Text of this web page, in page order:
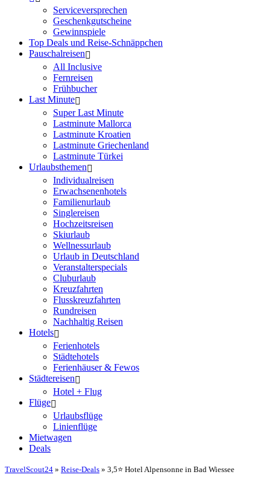
Serviceversprechen
Geschenkgutscheine
Gewinnspiele
Top Deals und Reise-Schnäppchen
Pauschalreisen
All Inclusive
Fernreisen
Frühbucher
Last Minute
Super Last Minute
Lastminute Mallorca
Lastminute Kroatien
Lastminute Griechenland
Lastminute Türkei
Urlaubsthemen
Individualreisen
Erwachsenenhotels
Familienurlaub
Singlereisen
Hochzeitsreisen
Skiurlaub
Wellnessurlaub
Urlaub in Deutschland
Veranstalterspecials
Cluburlaub
Kreuzfahrten
Flusskreuzfahrten
Rundreisen
Nachhaltig Reisen
Hotels
Ferienhotels
Städtehotels
Ferienhäuser & Fewos
Städtereisen
Hotel + Flug
Flüge
Urlaubsflüge
Linienflüge
Mietwagen
Deals
TravelScout24 » Reise-Deals » 3,5⭐ Hotel Alpensonne in Bad Wiessee